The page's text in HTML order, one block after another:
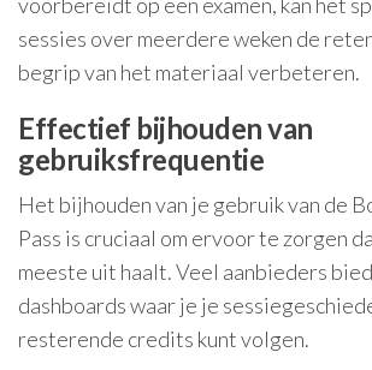
voorbereidt op een examen, kan het
sessies over meerdere weken de
begrip van het materiaal verbeteren.
Effectief bijhouden van
gebruiksfrequentie
Het bijhouden van je gebruik van de
Pass is cruciaal om ervoor te zorgen
meeste uit haalt. Veel aanbieders
dashboards waar je je
resterende credits kunt volgen.